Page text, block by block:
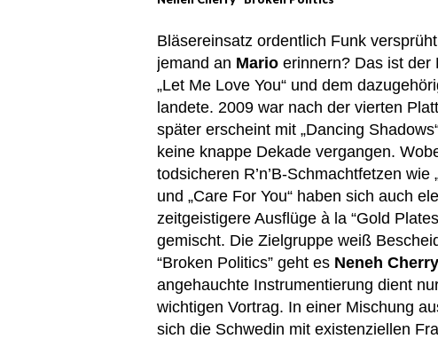
Bläsereinsatz ordentlich Funk
jemand an Mario erinnern? Das ist der
„Let Me Love You“ und dem
landete. 2009 war nach der vierten
später erscheint mit „Dancing
keine knappe Dekade vergangen.
todsicheren R’n’B-Schmachtfetzen wie
und „Care For You“ haben sich auch
zeitgeistigere Ausflüge à la “Gold
gemischt. Die Zielgruppe weiß
“Broken Politics” geht es Neneh Cherry
angehauchte Instrumentierung dient
wichtigen Vortrag. In einer Mischung
sich die Schwedin mit existenziellen